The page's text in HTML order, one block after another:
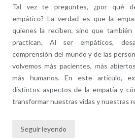
Tal vez te preguntes, ¿por qué
empático? La verdad es que la
quienes la reciben, sino que
practican. Al ser empáticos,
comprensión del mundo y de las
volvemos más pacientes, más
más humanos. En este artículo,
distintos aspectos de la empatía y
transformar nuestras vidas y nuestras
Seguir leyendo